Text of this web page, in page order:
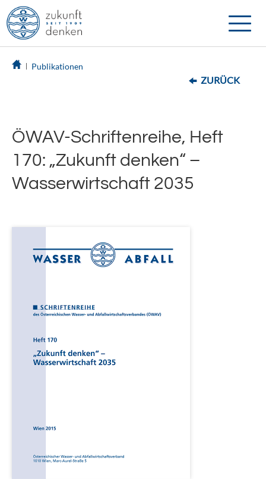
Toggle
Publikationen
ZURÜCK
ÖWAV-Schriftenreihe, Heft
170: „Zukunft denken“ –
Wasserwirtschaft 2035